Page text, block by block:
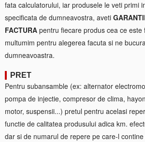
fata calculatorului, iar produsele le veti primi
specificata de dumneavostra, aveti
FACTURA pentru fiecare produs cea ce este
multumim pentru alegerea facuta si ne
dumneavoastra.
PRET
Pentru subansamble (ex: alternator
pompa de injectie, compresor de clima,
motor, suspensii...) pretul pentru acelasi
functie de calitatea produsului adica km.
dar si de numarul de repere pe care-l